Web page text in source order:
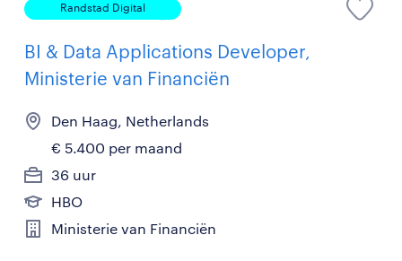
Randstad Digital
BI & Data Applications Developer,
Ministerie van Financiën
Den Haag, Netherlands
€ 5.400 per maand
36 uur
HBO
Ministerie van Financiën